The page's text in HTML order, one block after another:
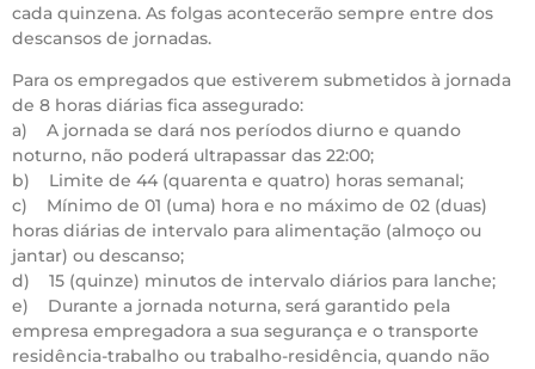
cada quinzena. As folgas acontecerão sempre entre dos
descansos de jornadas.
Para os empregados que estiverem submetidos à jornada
de 8 horas diárias fica assegurado:
a) A jornada se dará nos períodos diurno e quando
noturno, não poderá ultrapassar das 22:00;
b) Limite de 44 (quarenta e quatro) horas semanal;
c) Mínimo de 01 (uma) hora e no máximo de 02 (duas)
horas diárias de intervalo para alimentação (almoço ou
jantar) ou descanso;
d) 15 (quinze) minutos de intervalo diários para lanche;
e) Durante a jornada noturna, será garantido pela
empresa empregadora a sua segurança e o transporte
residência-trabalho ou trabalho-residência, quando não